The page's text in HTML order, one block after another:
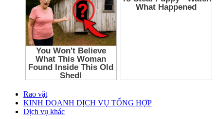
Rao vặt
KINH DOANH DỊCH VỤ TỔNG HỢP
Dịch vụ khác